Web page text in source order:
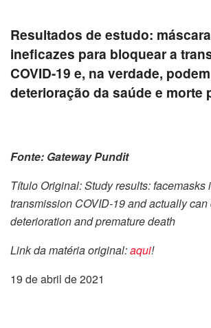
Resultados de estudo:
ineficazes para bloquear a
COVID-19 e, na verdade,
deterioração da saúde e morte
Fonte: Gateway Pundit
Título Original: Study results:
transmission COVID-19 and actually
deterioration and premature death
Link da matéria original:aqui!
19 de abril de 2021